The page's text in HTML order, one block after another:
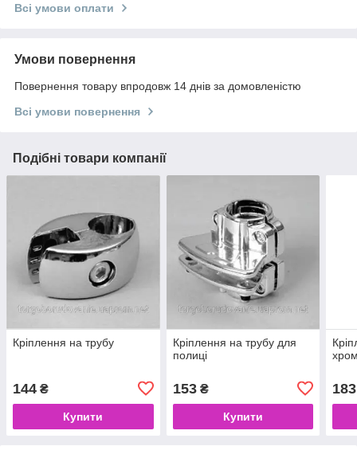
Всі умови оплати
Умови повернення
Повернення товару впродовж 14 днів за домовленістю
Всі умови повернення
Подібні товари компанії
Кріплення на трубу
144 ₴
Купити
Кріплення на трубу для
полиці
153₴
Купити